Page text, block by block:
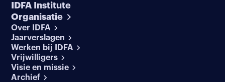
IDFA Institute
Organisatie
Over IDFA
Jaarverslagen
Werken bij IDFA
Vrijwilligers
Visie en missie
Archief